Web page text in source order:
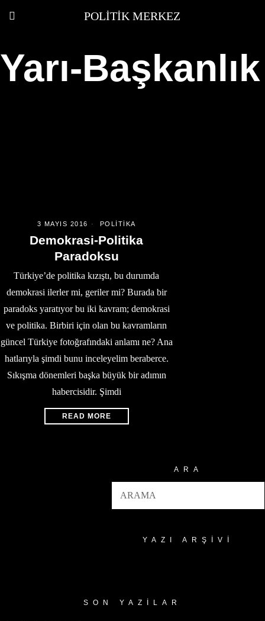
POLITIK MERKEZ
Yarı-Başkanlık
3 MAYIS 2016 POLITIKA
Demokrasi-Politika
Paradoksu
Türkiye’de politika kızıştı, bu durumda
demokrasi ilerler mi, geriler mi? Burada bir
paradoks yaratıyor bu iki kavram; demokrasi
ve politika. Birbiri için olan bu kavramların
güncel Türkiye fotoğrafındaki anlamı ne? Ana
hatlarıyla şimdi bunu inceleyelim beraberce.
Sıkışma dönemleri başka büyük bir adımın
habercisidir. Şimdi
READ MORE
ARA
YAZI ARŞIVI
SON YAZILAR